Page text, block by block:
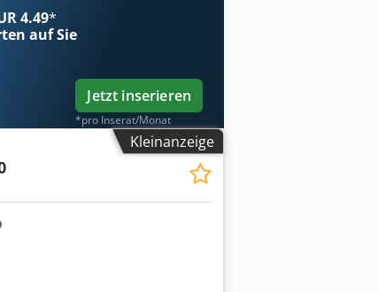
4.49*
auf Sie
Jetzt inserieren
*pro Inserat/Monat
Kleinanzeige